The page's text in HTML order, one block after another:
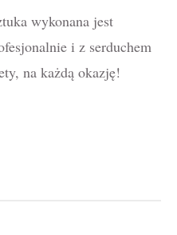
wykonana jest
i z serduchem
na każdą okazję!